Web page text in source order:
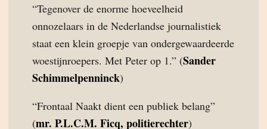
“Tegenover de enorme hoeveelheid
onnozelaars in de Nederlandse journalistiek
staat een klein groepje van ondergewaardeerde
woestijnroepers. Met Peter op 1.” (Sander
Schimmelpenninck)
“Frontaal Naakt dient een publiek belang”
(mr. P.L.C.M. Ficq, politierechter)